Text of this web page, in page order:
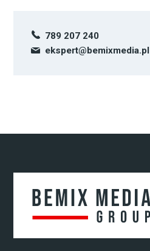
789 207 240
ekspert@bemixmedia.pl